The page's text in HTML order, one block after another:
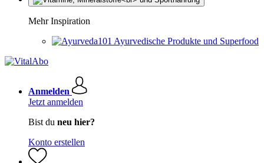
Mehr Inspiration
Ayurvedische Produkte und Superfood
Anmelden
Jetzt anmelden
Bist du neu hier?
Konto erstellen